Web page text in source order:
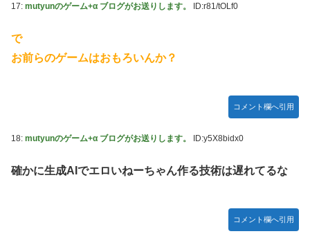
17: mutyunのゲーム+α ブログがお送りします。 ID:r81/tOLf0
で
お前らのゲームはおもろいんか？
コメント欄へ引用
18: mutyunのゲーム+α ブログがお送りします。 ID:y5X8bidx0
確かに生成AIでエロいねーちゃん作る技術は遅れてるな
コメント欄へ引用